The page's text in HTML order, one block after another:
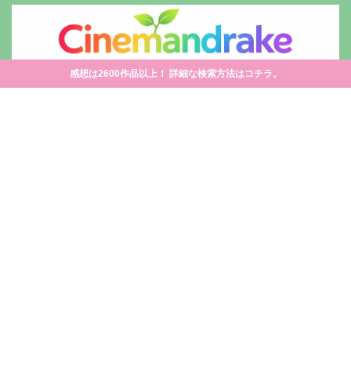
感想は2600作品以上！ 詳細な検索方法はコチラ。